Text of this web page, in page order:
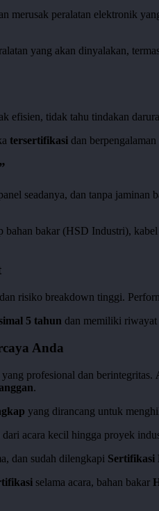
peralatan elektronik
yang akan dinyalakan,
efisien, tidak tahu tindakan
tersertifikasi dan
seadanya, dan tanpa
bahan bakar (HSD Industri),
risiko breakdown tinggi.
5 tahun dan memiliki riwayat
Anda
profesional dan berintegritas.
.
yang dirancang untuk
acara kecil hingga proyek
dan sudah dilengkapi Sertifikasi
selama acara, bahan bakar